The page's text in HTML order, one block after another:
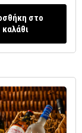
στο
καλάθι